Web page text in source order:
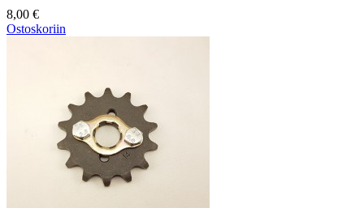
8,00 €
Ostoskoriin